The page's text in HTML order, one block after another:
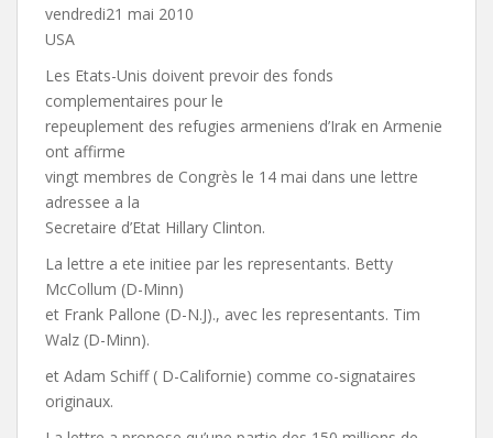
vendredi21 mai 2010
USA
Les Etats-Unis doivent prevoir des fonds
complementaires pour le
repeuplement des refugies armeniens d’Irak en Armenie
ont affirme
vingt membres de Congrès le 14 mai dans une lettre
adressee a la
Secretaire d’Etat Hillary Clinton.
La lettre a ete initiee par les representants. Betty
McCollum (D-Minn)
et Frank Pallone (D-N.J)., avec les representants. Tim
Walz (D-Minn).
et Adam Schiff ( D-Californie) comme co-signataires
originaux.